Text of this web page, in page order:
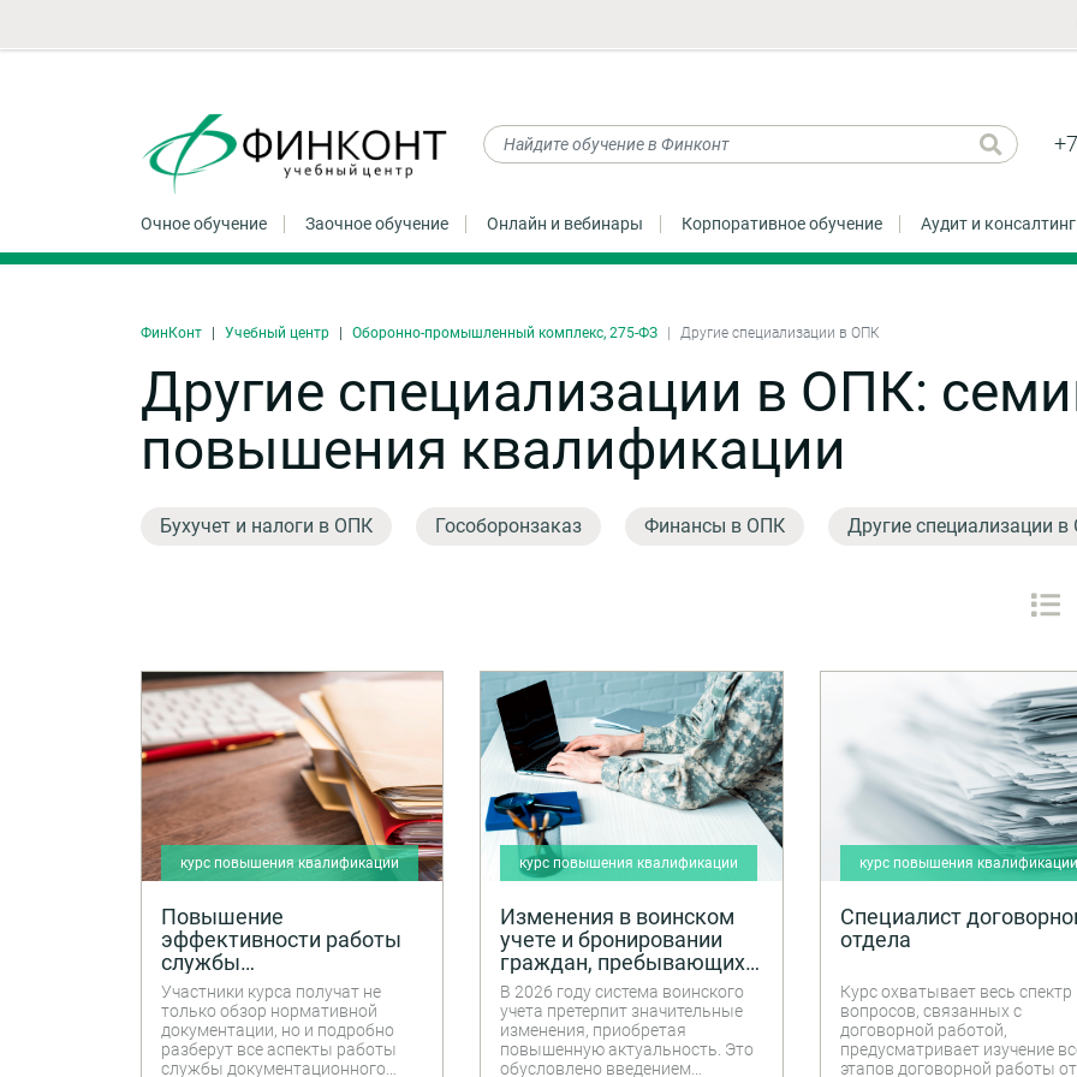
Очное обучение Заочное обучение Онлайн и вебинары Корпоративное обучение Аудит и консалтинг
ФинКонт Учебный центр Оборонно-промышленный комплекс, 275-ФЗ Другие специализации в ОПК
Другие специализации в ОПК:
повышения квалификации
Бухучет и налоги в ОПК Гособоронзаказ Финансы в ОПК Другие специализации
курс повышения квалификации
Повышение
эффективности работы
службы
документационного
обеспечения управления
Участники курса получат не
только обзор нормативной
документации, но и подробно
разберут все аспекты работы
службы документационного
курс повышения квалификации
Изменения в воинском
учете и бронировании
граждан, пребывающих в
запасе
В 2026 году система воинского
учета претерпит значительные
изменения, приобретая
повышенную актуальность. Это
обусловлено введением
курс повышения квалификации
Специалист
отдела
Курс охватывает весь спектр
вопросов, связанных с
договорной работой,
предусматривает изучение
этапов договорной работы от